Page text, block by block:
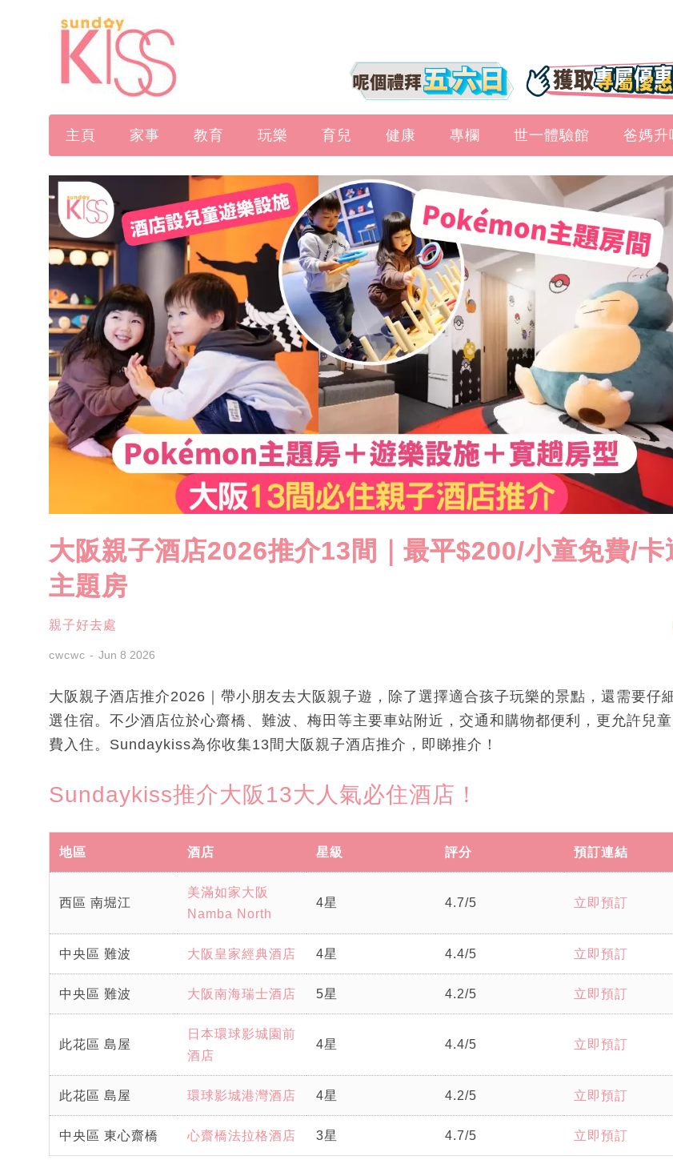
主頁 家事 教育 玩樂 育兒 健康 專欄 世一體驗館 爸媽升
大阪親子酒店2026推介13間｜最平$200/小童免費/卡
主題房
親子好去處
cwcwc Jun 8 2026
大阪親子酒店推介2026｜帶小朋友去大阪親子遊，除了選擇適合孩子玩樂的景點，還需要仔
選住宿。不少酒店位於心齋橋、難波、梅田等主要車站附近，交通和購物都便利，更允許兒
費入住。Sundaykiss為你收集13間大阪親子酒店推介，即睇推介！
Sundaykiss推介大阪13大人氣必住酒店！
地區 酒店 星級 評分 預訂連結
西區 南堀江
美滿如家大阪
Namba North
4星 4.7/5 立即預訂
中央區 難波 大阪皇家經典酒店 4星 4.4/5 立即預訂
中央區 難波 大阪南海瑞士酒店 5星 4.2/5 立即預訂
此花區 島屋
日本環球影城園前
酒店
4星 4.4/5 立即預訂
此花區 島屋 環球影城港灣酒店 4星 4.2/5 立即預訂
中央區 東心齋橋 心齋橋法拉格酒店 3星 4.7/5 立即預訂